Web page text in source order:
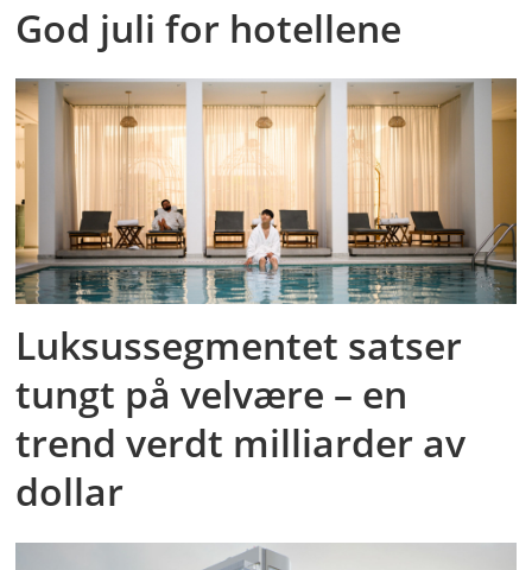
God juli for hotellene
Luksussegmentet satser
tungt på velvære – en
trend verdt milliarder av
dollar